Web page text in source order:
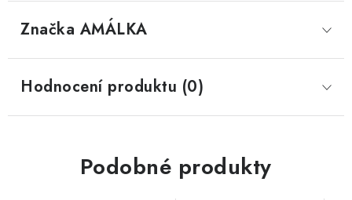
Značka AMÁLKA
Hodnocení produktu (0)
Podobné produkty